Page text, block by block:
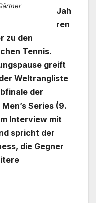
Jah
ren
zu den
Tennis.
greift
Weltrangliste
der
Series (9.
Interview mit
spricht der
die Gegner